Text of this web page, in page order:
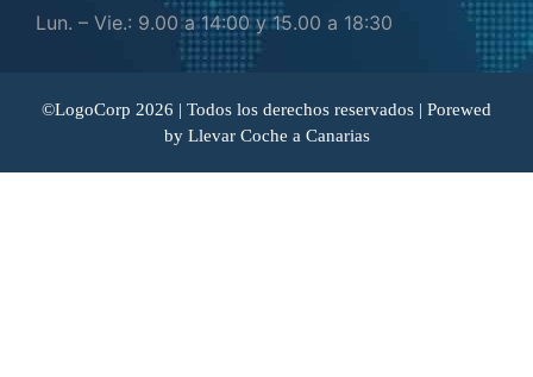
Lun. – Vie.: 9.00 a 14:00 y 15.00 a 18:30
©LogoCorp 2026 | Todos los derechos reservados | Porewed
by Llevar Coche a Canarias